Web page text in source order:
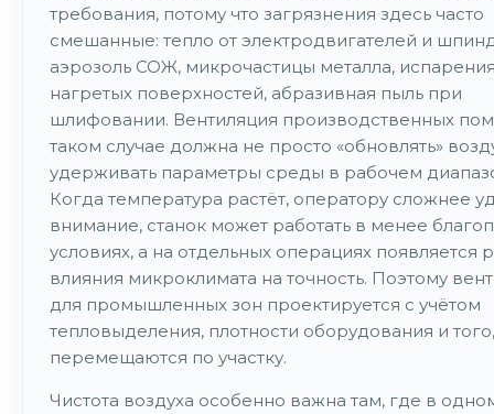
требования, потому что загрязнения здесь часто
смешанные: тепло от электродвигателей и
аэрозоль СОЖ, микрочастицы металла,
нагретых поверхностей, абразивная пыль при
шлифовании. Вентиляция производственных
таком случае должна не просто «обновлять»
удерживать параметры среды в рабочем
Когда температура растёт, оператору сложнее
внимание, станок может работать в менее
условиях, а на отдельных операциях появляется
влияния микроклимата на точность. Поэтому
для промышленных зон проектируется с учётом
тепловыделения, плотности оборудования и
перемещаются по участку.
Чистота воздуха особенно важна там, где в